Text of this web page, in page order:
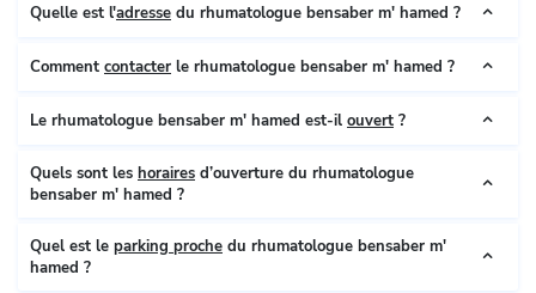
Quelle est l'adresse du rhumatologue bensaber m' hamed ?
Comment contacter le rhumatologue bensaber m' hamed ?
Le rhumatologue bensaber m' hamed est-il ouvert ?
Quels sont les horaires d’ouverture du rhumatologue
bensaber m' hamed ?
Quel est le parking proche du rhumatologue bensaber m'
hamed ?